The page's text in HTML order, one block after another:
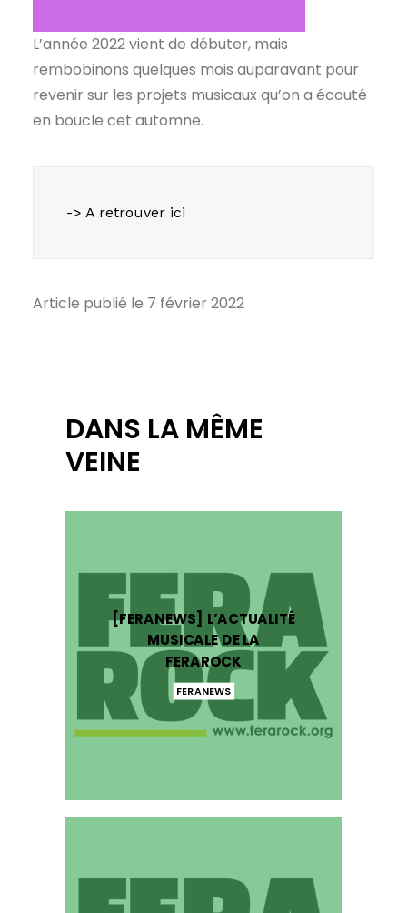
L’année 2022 vient de débuter, mais
rembobinons quelques mois auparavant pour
revenir sur les projets musicaux qu’on a écouté
en boucle cet automne.
-> A retrouver ici
Article publié le 7 février 2022
DANS LA MÊME
VEINE
[FERANEWS] L’ACTUALITÉ
MUSICALE DE LA
FERAROCK
FERANEWS